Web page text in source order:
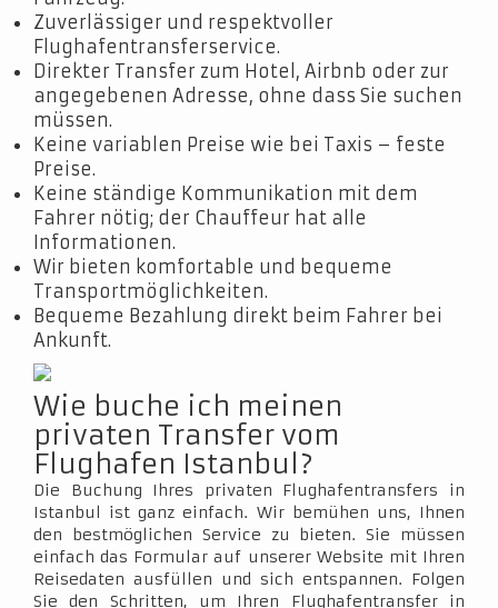
Zuverlässiger und respektvoller
Flughafentransferservice.
Direkter Transfer zum Hotel, Airbnb oder zur
angegebenen Adresse, ohne dass Sie suchen
müssen.
Keine variablen Preise wie bei Taxis – feste
Preise.
Keine ständige Kommunikation mit dem
Fahrer nötig; der Chauffeur hat alle
Informationen.
Wir bieten komfortable und bequeme
Transportmöglichkeiten.
Bequeme Bezahlung direkt beim Fahrer bei
Ankunft.
Wie buche ich meinen
privaten Transfer vom
Flughafen Istanbul?
Die Buchung Ihres privaten Flughafentransfers in
Istanbul ist ganz einfach. Wir bemühen uns, Ihnen
den bestmöglichen Service zu bieten. Sie müssen
einfach das Formular auf unserer Website mit Ihren
Reisedaten ausfüllen und sich entspannen. Folgen
Sie den Schritten, um Ihren Flughafentransfer in